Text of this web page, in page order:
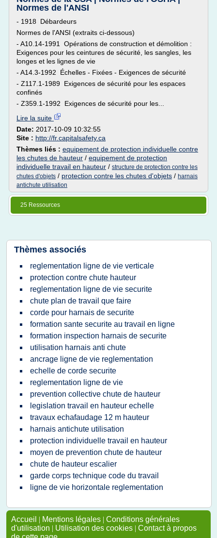
Normes de l'ANSI
- 1918 Débardeurs
Normes de l'ANSI (extraits ci-dessous)
- A10.14-1991 Opérations de construction et démolition :
Exigences pour les ceintures de sécurité, les sangles, les
longes et les lignes de vie
- A14.3-1992 Échelles - Fixées - Exigences de sécurité
- Z117.1-1989 Exigences de sécurité pour les espaces
confinés
- Z359.1-1992 Exigences de sécurité pour les...
Lire la suite
Date: 2017-10-09 10:32:55
Site : http://fr.capitalsafety.ca
Thèmes liés : equipement de protection individuelle contre
les chutes de hauteur / equipement de protection
individuelle travail en hauteur / structure de protection contre les
chutes d'objets / protection contre les chutes d'objets / harnais
antichute utilisation
25 Ressources
Thèmes associés
reglementation ligne de vie verticale
protection contre chute hauteur
reglementation ligne de vie securite
chute plan de travail que faire
corde pour harnais de securite
formation sante securite au travail en ligne
formation inspection harnais de securite
utilisation harnais anti chute
ancrage ligne de vie reglementation
echelle de corde securite
reglementation ligne de vie
prevention collective chute de hauteur
legislation travail en hauteur echelle
travaux echafaudage 12 m hauteur
harnais antichute utilisation
protection individuelle travail en hauteur
moyen de prevention chute de hauteur
chute de hauteur escalier
garde corps technique code du travail
ligne de vie horizontale reglementation
Accueil | Mentions légales | Conditions générales
d'utilisation | Utilisation des cookies | Contact à propos